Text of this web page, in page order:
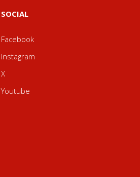
SOCIAL
Facebook
Instagram
X
Youtube